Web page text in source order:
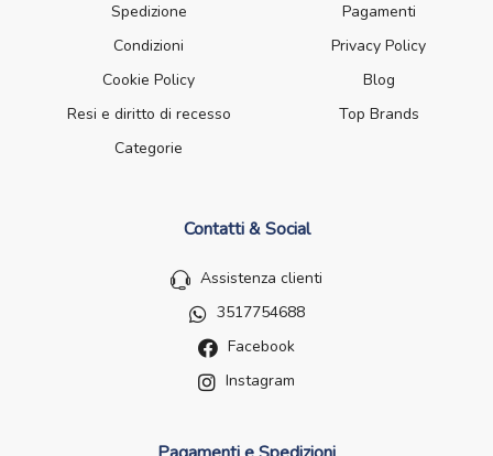
Spedizione
Pagamenti
Condizioni
Privacy Policy
Cookie Policy
Blog
Resi e diritto di recesso
Top Brands
Categorie
Contatti & Social
Assistenza clienti
3517754688
Facebook
Instagram